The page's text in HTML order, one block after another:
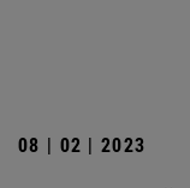
08 | 02 | 2023